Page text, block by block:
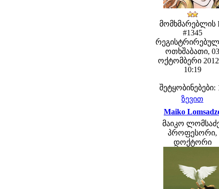
მომხმარებლის
#1345
ოთხშაბათი, 03
ოქტომბერი
10:19
შეტყობინებები:
ზევით
Maiko
მაიკო
პროფესორი,
დოქტორი